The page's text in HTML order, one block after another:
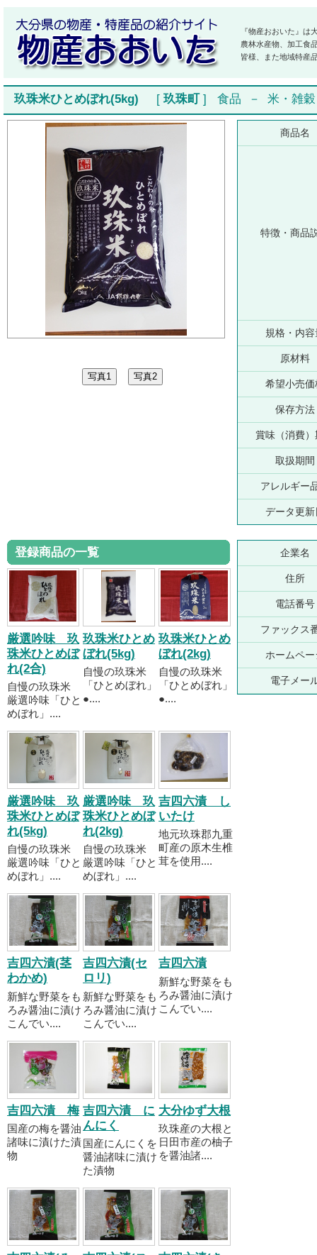
『物産おおいた』は
農林水産物、加工食
皆様、また地域特産
玖珠米ひとめぼれ(5kg) [ 玖珠町 ] 食品 － 米・雑
商品名
特徴・商品
規格・内容
原材料
希望小売価
保存方法
賞味（消費）
取扱期間
アレルギー
データ更新
登録商品の一覧
厳選吟味 玖
珠米ひとめぼ
れ(2合)
自慢の玖珠米
厳選吟味「ひと
めぼれ」....
玖珠米ひとめ
ぼれ(5kg)
自慢の玖珠米
「ひとめぼれ」
●....
玖珠米ひとめ
ぼれ(2kg)
自慢の玖珠米
「ひとめぼれ」
●....
厳選吟味 玖
珠米ひとめぼ
れ(5kg)
自慢の玖珠米
厳選吟味「ひと
めぼれ」....
厳選吟味 玖
珠米ひとめぼ
れ(2kg)
自慢の玖珠米
厳選吟味「ひと
めぼれ」....
吉四六漬 し
いたけ
地元玖珠郡九重
町産の原木生椎
茸を使用....
吉四六漬(茎
わかめ)
新鮮な野菜をも
ろみ醤油に漬け
こんでい....
吉四六漬(セ
ロリ)
新鮮な野菜をも
ろみ醤油に漬け
こんでい....
吉四六漬
新鮮な野菜をも
ろみ醤油に漬け
こんでい....
吉四六漬 梅
国産の梅を醤油
諸味に漬けた漬
物
吉四六漬 に
んにく
国産にんにくを
醤油諸味に漬け
た漬物
大分ゆず大根
玖珠産の大根と
日田市産の柚子
を醤油諸....
企業名
住所
電話番号
ファックス
ホームペー
電子メー